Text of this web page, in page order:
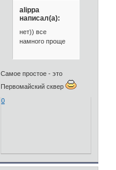
alippa
написал(а):
нет)) все
намного проще
Самое простое - это
Первомайский сквер
0